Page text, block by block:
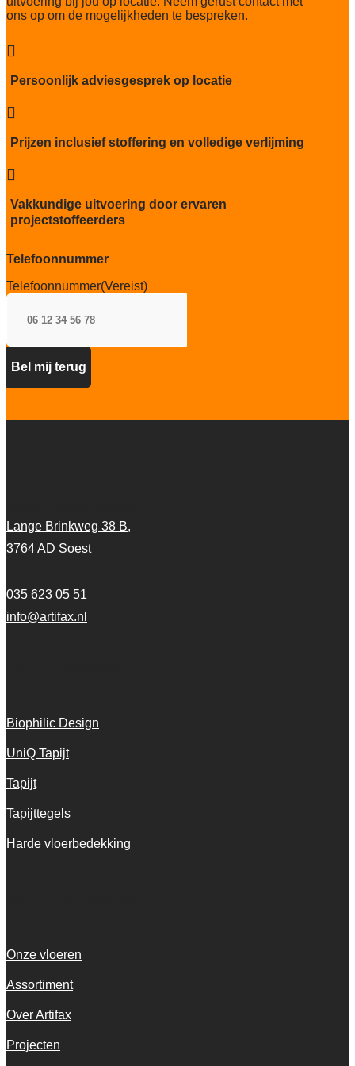
25 dB
Kwaliteitslabel GUT
5CE3AAE2
ons op om de mogelijkheden te bespreken.

Persoonlijk adviesgesprek op locatie

Prijzen inclusief stoffering en volledige verlijming

Vakkundige uitvoering door ervaren
projectstoffeerders
Telefoonnummer
Telefoonnummer(Vereist)
Lange Brinkweg 38 B,
3764 AD Soest
035 623 05 51
info@artifax.nl
Biophilic Design
UniQ Tapijt
Tapijt
Tapijttegels
Harde vloerbedekking
Onze vloeren
Assortiment
Over Artifax
Projecten